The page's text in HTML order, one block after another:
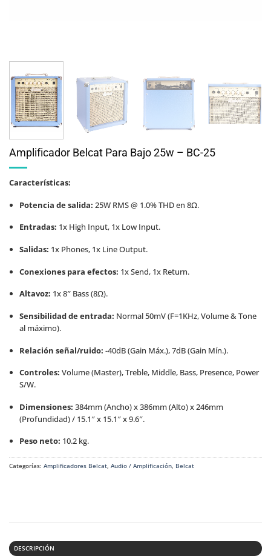
Amplificador Belcat Para Bajo 25w – BC-25
Características:
Potencia de salida: 25W RMS @ 1.0% THD en 8Ω.
Entradas: 1x High Input, 1x Low Input.
Salidas: 1x Phones, 1x Line Output.
Conexiones para efectos: 1x Send, 1x Return.
Altavoz: 1x 8″ Bass (8Ω).
Sensibilidad de entrada: Normal 50mV (F=1KHz, Volume & Tone
al máximo).
Relación señal/ruido: -40dB (Gain Máx.), 7dB (Gain Mín.).
Controles: Volume (Master), Treble, Middle, Bass, Presence, Power
S/W.
Dimensiones: 384mm (Ancho) x 386mm (Alto) x 246mm
(Profundidad) / 15.1″ x 15.1″ x 9.6″.
Peso neto: 10.2 kg.
Categorías: Amplificadores Belcat, Audio / Amplificación, Belcat
DESCRIPCIÓN